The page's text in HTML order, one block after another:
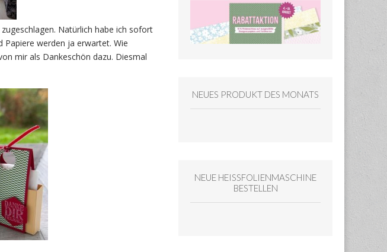
Natürlich habe ich sofort
Papiere werden ja erwartet. Wie
mir als Dankeschön dazu. Diesmal
NEUES PRODUKT DES MONATS
NEUE HEISSFOLIENMASCHINE
BESTELLEN